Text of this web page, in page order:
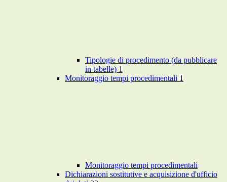
Tipologie di procedimento (da pubblicare
in tabelle) 1
Monitoraggio tempi procedimentali 1
Monitoraggio tempi procedimentali
Dichiarazioni sostitutive e acquisizione d'ufficio